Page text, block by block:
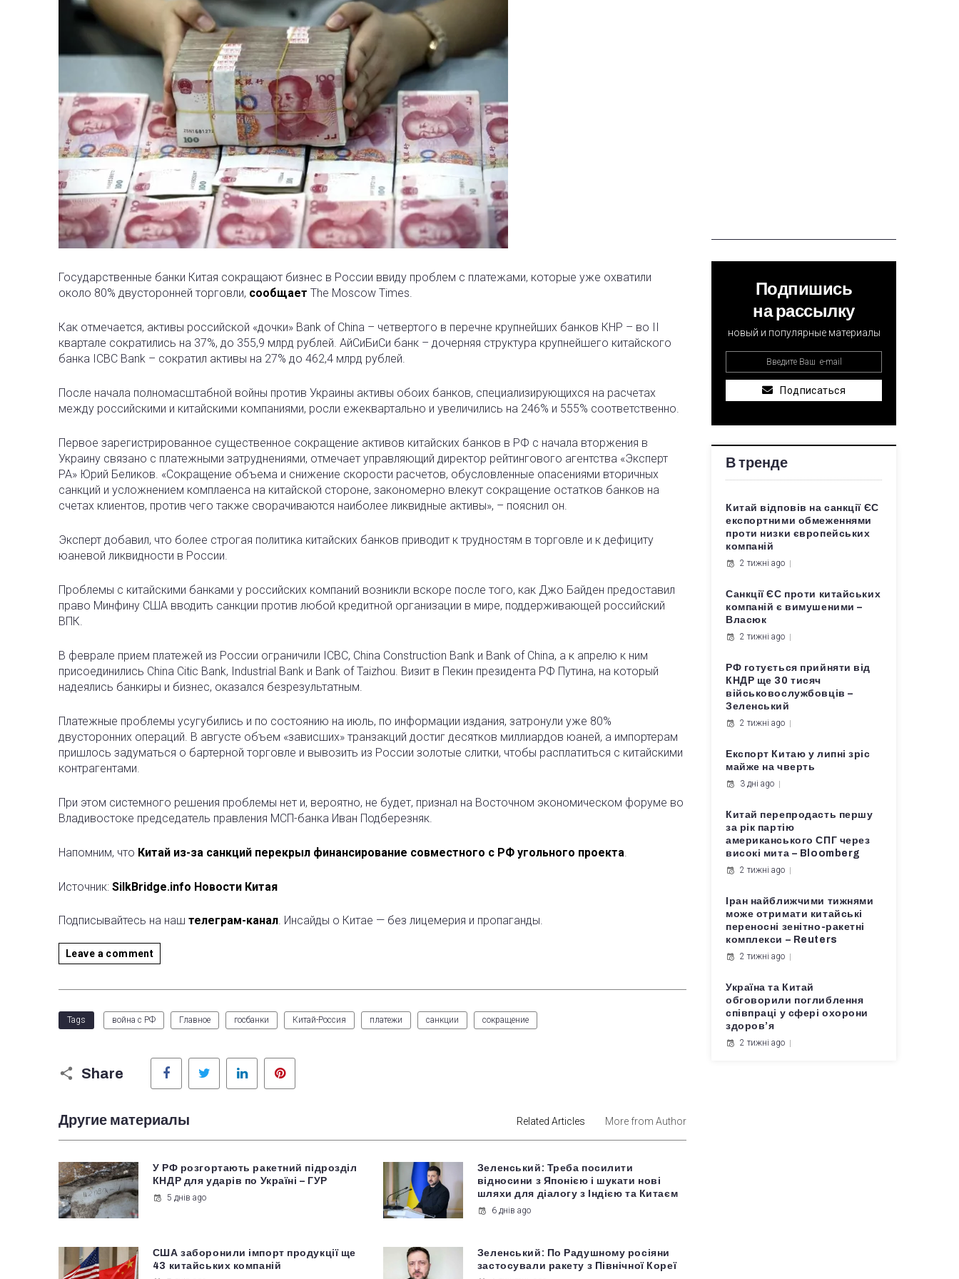
Государственные банки Китая сокращают бизнес в России ввиду проблем с платежами, которые уже охватили
около 80% двусторонней торговли, сообщает The Moscow Times.
Как отмечается, активы российской «дочки» Bank of China – четвертого в перечне крупнейших банков КНР – во II
квартале сократились на 37%, до 355,9 млрд рублей. АйСиБиСи банк – дочерняя структура крупнейшего китайского
банка ICBC Bank – сократил активы на 27% до 462,4 млрд рублей.
После начала полномасштабной войны против Украины активы обоих банков, специализирующихся на расчетах
между российскими и китайскими компаниями, росли ежеквартально и увеличились на 246% и 555% соответственно.
Первое зарегистрированное существенное сокращение активов китайских банков в РФ с начала вторжения в
Украину связано с платежными затруднениями, отмечает управляющий директор рейтингового агентства «Эксперт
РА» Юрий Беликов. «Сокращение объема и снижение скорости расчетов, обусловленные опасениями вторичных
санкций и усложнением комплаенса на китайской стороне, закономерно влекут сокращение остатков банков на
счетах клиентов, против чего также сворачиваются наиболее ликвидные активы», – пояснил он.
Эксперт добавил, что более строгая политика китайских банков приводит к трудностям в торговле и к дефициту
юаневой ликвидности в России.
Проблемы с китайскими банками у российских компаний возникли вскоре после того, как Джо Байден предоставил
право Минфину США вводить санкции против любой кредитной организации в мире, поддерживающей российский
ВПК.
В феврале прием платежей из России ограничили ICBC, China Construction Bank и Bank of China, а к апрелю к ним
присоединились China Citic Bank, Industrial Bank и Bank of Taizhou. Визит в Пекин президента РФ Путина, на который
надеялись банкиры и бизнес, оказался безрезультатным.
Платежные проблемы усугубились и по состоянию на июль, по информации издания, затронули уже 80%
двусторонних операций. В августе объем «зависших» транзакций достиг десятков миллиардов юаней, а импортерам
пришлось задуматься о бартерной торговле и вывозить из России золотые слитки, чтобы расплатиться с китайскими
контрагентами.
При этом системного решения проблемы нет и, вероятно, не будет, признал на Восточном экономическом форуме во
Владивостоке председатель правления МСП-банка Иван Подберезняк.
Напомним, что Китай из-за санкций перекрыл финансирование совместного с РФ угольного проекта.
Источник: SilkBridge.info Новости Китая
Подписывайтесь на наш телеграм-канал. Инсайды о Китае — без лицемерия и пропаганды.
Leave a comment
Tags война с РФ Главное госбанки Китай-Россия платежи санкции сокращение
Share
Facebook Twitter LinkedIn
Другие материалы Related Articles More from Author
У РФ розгортають ракетний підрозділ
КНДР для ударів по Україні – ГУР
5 днів ago
Зеленський: Треба посилити
відносини з Японією і шукати нові
шляхи для діалогу з Індією та Китаєм
6 днів ago
США заборонили імпорт продукції ще
43 китайських компаній
Зеленський: По Радушному росіяни
застосували ракету з Північної Кореї
Подпишись
на рассылку
новый и популярные материалы
Подписаться
В тренде
Китай відповів на санкції ЄС
експортними обмеженнями
проти низки європейських
компаній
2 тижні ago
Санкції ЄС проти китайських
компаній є вимушеними –
Власюк
2 тижні ago
РФ готується прийняти від
КНДР ще 30 тисяч
військовослужбовців –
Зеленський
2 тижні ago
Експорт Китаю у липні зріс
майже на чверть
3 дні ago
Китай перепродасть першу
за рік партію
американського СПГ через
високі мита – Bloomberg
2 тижні ago
Іран найближчими тижнями
може отримати китайські
переносні зенітно-ракетні
комплекси – Reuters
2 тижні ago
Україна та Китай
обговорили поглиблення
співпраці у сфері охорони
здоров’я
2 тижні ago